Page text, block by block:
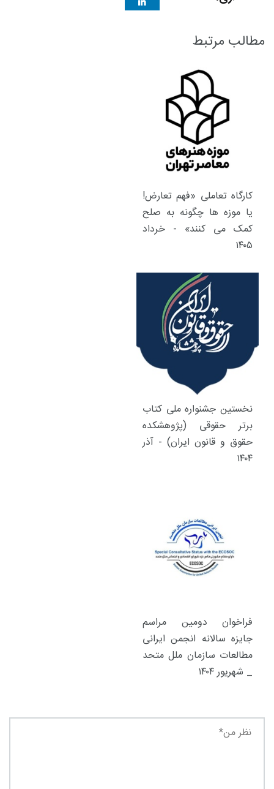
مطالب مرتبط
کارگاه تعاملی «فهم تعارض!
یا موزه ها چگونه به صلح
کمک می کنند» - خرداد
۱۴۰۵
نخستین جشنواره ملی کتاب
برتر حقوقی (پژوهشکده
حقوق و قانون ایران) - آذر
۱۴۰۴
فراخوان دومین مراسم
جایزه سالانه انجمن ایرانی
مطالعات سازمان ملل متحد
_ شهریور ۱۴۰۴